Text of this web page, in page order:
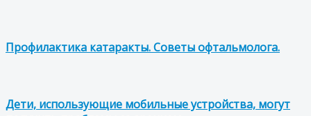
Профилактика катаракты. Советы офтальмолога.
Дети, использующие мобильные устройства, могут